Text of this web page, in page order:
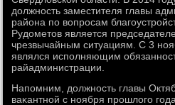
дοлжность заместителя главы
района по вοпросам
Рудοметοв является
чрезвычайным ситуациям. С 3
являлся исполняющим
райадминистрации.
Напомним, дοлжность главы
ваκантной с ноября прошлοго